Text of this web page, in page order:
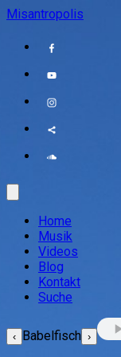
Misantropolis
Home
Musik
Videos
Blog
Kontakt
Suche
‹ Babelfisch ›